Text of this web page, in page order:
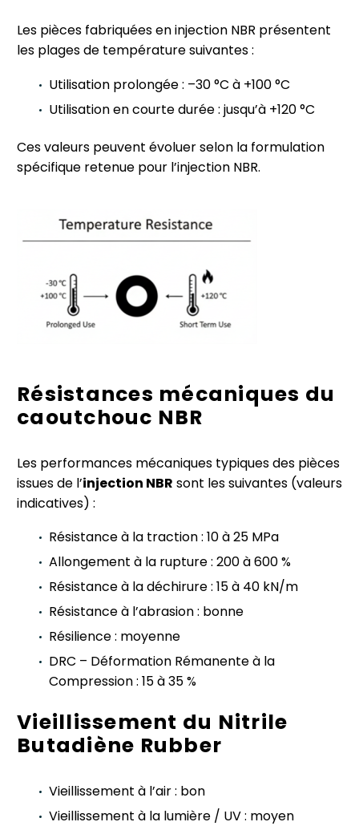
Les pièces fabriquées en injection NBR présentent
les plages de température suivantes :
Utilisation prolongée : –30 °C à +100 °C
Utilisation en courte durée : jusqu’à +120 °C
Ces valeurs peuvent évoluer selon la formulation
spécifique retenue pour l’injection NBR.
Résistances mécaniques du
caoutchouc NBR
Les performances mécaniques typiques des pièces
issues de l’injection NBR sont les suivantes (valeurs
indicatives) :
Résistance à la traction : 10 à 25 MPa
Allongement à la rupture : 200 à 600 %
Résistance à la déchirure : 15 à 40 kN/m
Résistance à l’abrasion : bonne
Résilience : moyenne
DRC – Déformation Rémanente à la
Compression : 15 à 35 %
Vieillissement du Nitrile
Butadiène Rubber
Vieillissement à l’air : bon
Vieillissement à la lumière / UV : moyen